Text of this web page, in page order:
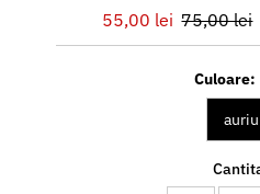
Preț
redus
55,00 lei Preț
întreg
75,00 lei
Culoare:
auriu